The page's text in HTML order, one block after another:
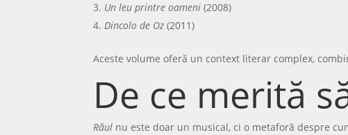
Un leu printre oameni (2008)
Dincolo de Oz (2011)
Aceste volume oferă un context literar complex,
De ce merită
Răul nu este doar un musical, ci o metaforă despre